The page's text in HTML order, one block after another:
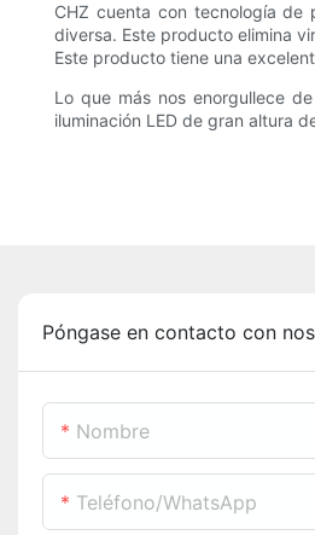
CHZ cuenta con tecnología de
diversa. Este producto elimina
Este producto tiene una
Lo que más nos enorgullece
iluminación LED de gran altura
Póngase en contacto con
Nombre
Teléfono/WhatsApp